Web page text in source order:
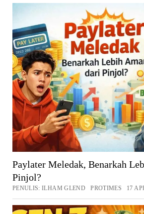
Paylater Meledak, Benarkah
Pinjol?
PENULIS: ILHAM GLEND PROTIMES 17